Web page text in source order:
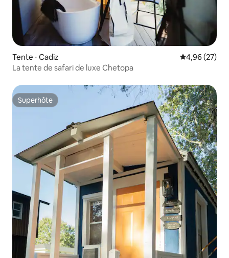
Tente ⋅ Cadiz Évaluation
4,96 (27)
La tente de safari de luxe Chetopa
Superhôte
Superhôte